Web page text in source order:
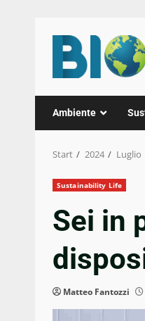
Inhalt
springen
Ambiente
Start 2024 Luglio
Sustainability Life
Sei in
Matteo Fantozzi